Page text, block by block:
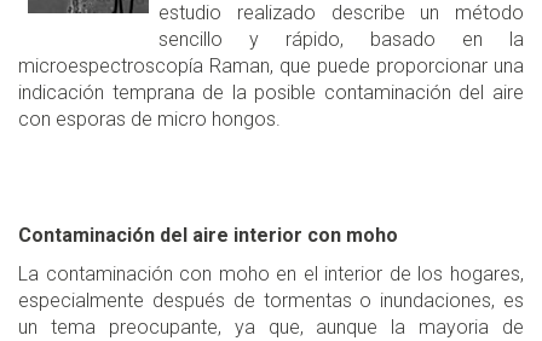
estudio realizado describe un método
sencillo y rápido, basado en la
microespectroscopía Raman, que puede proporcionar una
indicación temprana de la posible contaminación del aire
con esporas de micro hongos.
Contaminación del aire interior con moho
La contaminación con moho en el interior de los hogares,
especialmente después de tormentas o inundaciones, es
un tema preocupante, ya que, aunque la mayoria de